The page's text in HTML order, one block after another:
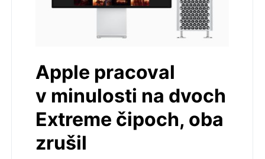
Apple pracoval
v minulosti na dvoch
Extreme čipoch, oba
zrušil